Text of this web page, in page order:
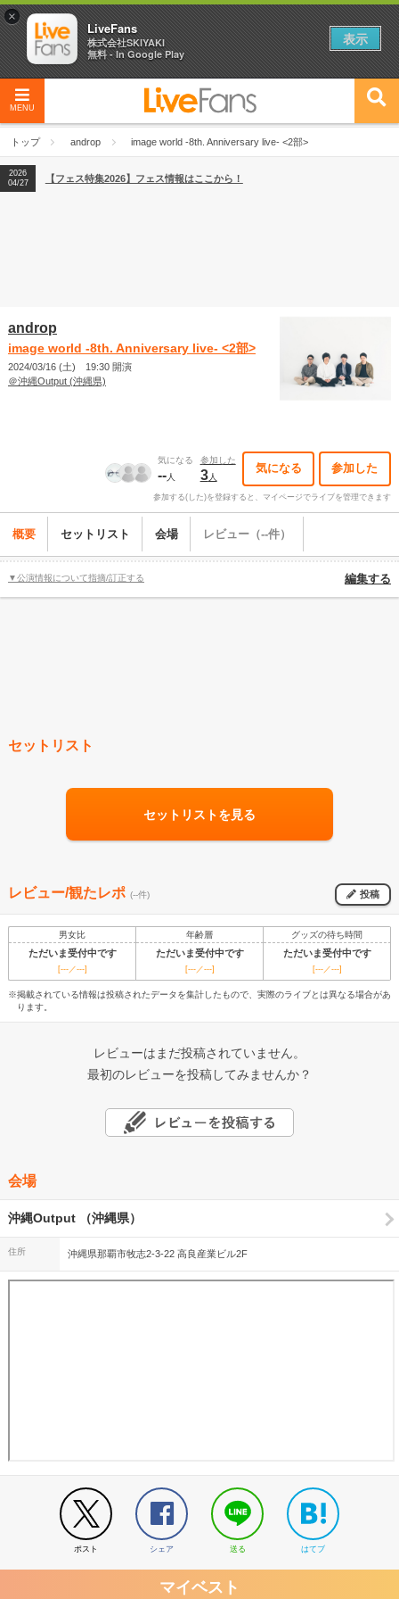
MENU
トップ androp image world -8th. Anniversary live- <2部>
2026
04/27
2026
【ライブ動員ランキング】2026年上半期編発表！
2026
04/27
【フェス特集2026】フェス情報はここから！
androp
image world -8th. Anniversary live- <2部>
2024/03/16 (土) 19:30 開演
＠沖縄Output (沖縄県)
気になる
--人
参加した
3人
気になる 参加した
参加する(した)を登録すると、マイページでライブを管理できます
概要 セットリスト 会場 レビュー（--件）
▼公演情報について指摘/訂正する 編集する
セットリスト
セットリストを見る
レビュー/観たレポ (--件) 投稿
男女比 年齢層 グッズの待ち時間
ただいま受付中です ただいま受付中です ただいま受付中です
[---／---] [---／---] [---／---]
※掲載されている情報は投稿されたデータを集計したもので、実際のライブとは異なる場合があ
ります。
レビューはまだ投稿されていません。
最初のレビューを投稿してみませんか？
会場
沖縄Output （沖縄県）
住所 沖縄県那覇市牧志2-3-22 高良産業ビル2F
ポスト シェア 送る はてブ
マイベスト
×
LiveFans
株式会社SKIYAKI
無料 - In Google Play
表示